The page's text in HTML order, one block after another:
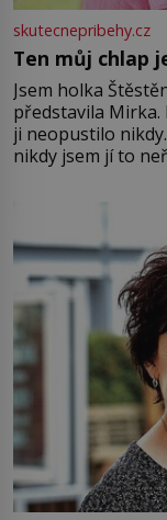
skutecnepribehy.cz
Ten můj chlap
Jsem holka
představila Mirka.
ji neopustilo
nikdy jsem jí to
Jsme spolu moc